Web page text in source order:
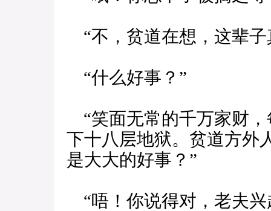
“不，贫道在想，这辈子
“什么好事？”
“笑面无常的千万家财
下十八层地狱。贫道方外
是大大的好事？”
“唔！你说得对，老夫兴